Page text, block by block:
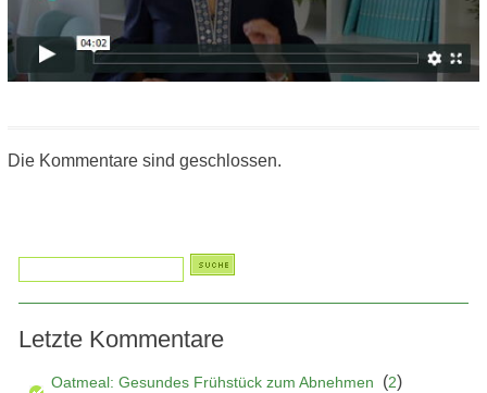
Die Kommentare sind geschlossen.
Letzte Kommentare
Oatmeal: Gesundes Frühstück zum Abnehmen (2)